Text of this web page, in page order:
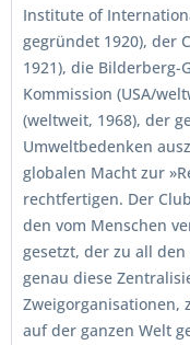
Institute of
gegründet 1920), der
1921), die Bilderberg-
Kommission (USA/
(weltweit, 1968), der
Umweltbedenken
globalen Macht zur
rechtfertigen. Der
den vom Menschen
gesetzt, der zu all
genau diese
Zweigorganisationen,
auf der ganzen Welt